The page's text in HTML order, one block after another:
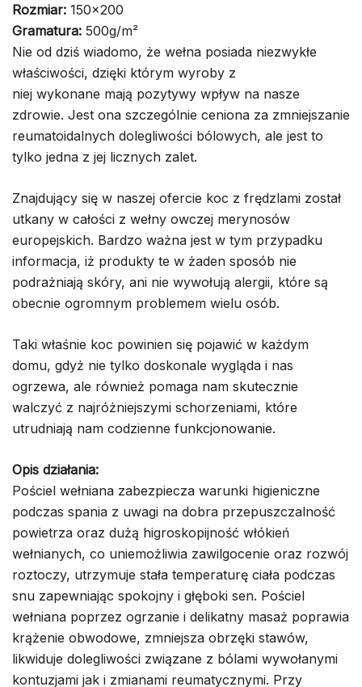
Rozmiar: 150×200
Gramatura: 500g/m²
Nie od dziś wiadomo, że wełna posiada niezwykłe
właściwości, dzięki którym wyroby z
niej wykonane mają pozytywy wpływ na nasze
zdrowie. Jest ona szczególnie ceniona za zmniejszanie
reumatoidalnych dolegliwości bólowych, ale jest to
tylko jedna z jej licznych zalet.
Znajdujący się w naszej ofercie koc z frędzlami został
utkany w całości z wełny owczej merynosów
europejskich. Bardzo ważna jest w tym przypadku
informacja, iż produkty te w żaden sposób nie
podrażniają skóry, ani nie wywołują alergii, które są
obecnie ogromnym problemem wielu osób.
Taki właśnie koc powinien się pojawić w każdym
domu, gdyż nie tylko doskonale wygląda i nas
ogrzewa, ale również pomaga nam skutecznie
walczyć z najróżniejszymi schorzeniami, które
utrudniają nam codzienne funkcjonowanie.
Opis działania:
Pościel wełniana zabezpiecza warunki higieniczne
podczas spania z uwagi na dobra przepuszczalność
powietrza oraz dużą higroskopijność włókień
wełnianych, co uniemożliwia zawilgocenie oraz rozwój
roztoczy, utrzymuje stała temperaturę ciała podczas
snu zapewniając spokojny i głęboki sen. Pościel
wełniana poprzez ogrzanie i delikatny masaż poprawia
krążenie obwodowe, zmniejsza obrzęki stawów,
likwiduje dolegliwości związane z bólami wywołanymi
kontuzjami jak i zmianami reumatycznymi. Przy